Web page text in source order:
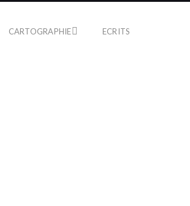
CARTOGRAPHIE
ECRITS